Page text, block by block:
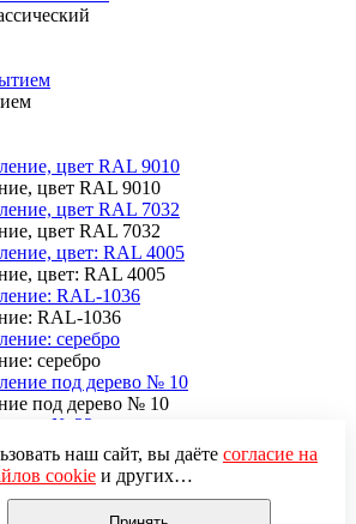
цвет RAL 9010
цвет RAL 7032
цвет: RAL 4005
RAL-1036
серебро
под дерево № 10
№ 22
под дерево № 04
наш сайт, вы даёте согласие на
cookieи других
данных (включая IP-адрес, сведения о
действиях на сайте и т. п.)